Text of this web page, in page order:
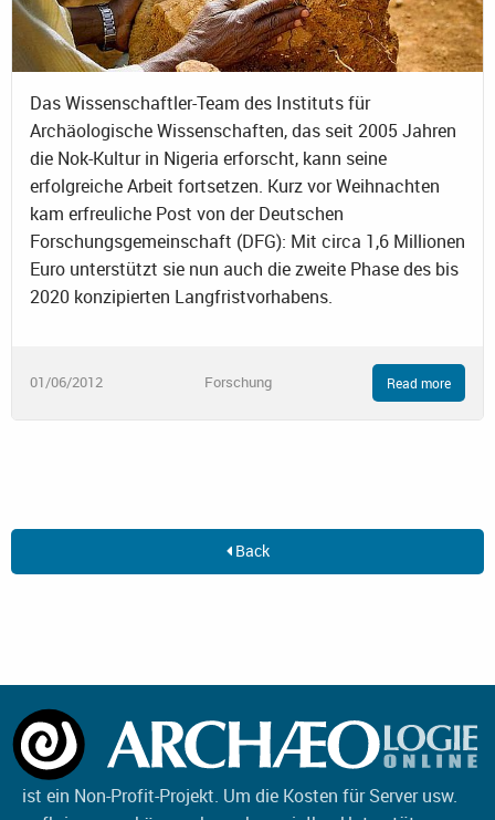
Das Wissenschaftler-Team des Instituts für
Archäologische Wissenschaften, das seit 2005 Jahren
die Nok-Kultur in Nigeria erforscht, kann seine
erfolgreiche Arbeit fortsetzen. Kurz vor Weihnachten
kam erfreuliche Post von der Deutschen
Forschungsgemeinschaft (DFG): Mit circa 1,6 Millionen
Euro unterstützt sie nun auch die zweite Phase des bis
2020 konzipierten Langfristvorhabens.
01/06/2012 Forschung Read more
Back
ist ein Non-Profit-Projekt. Um die Kosten für Server usw.